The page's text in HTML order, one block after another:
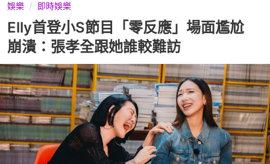
娛樂 即時娛樂
Elly首登小S節目「零反應」場面尷尬
崩潰：張孝全跟她誰較難訪